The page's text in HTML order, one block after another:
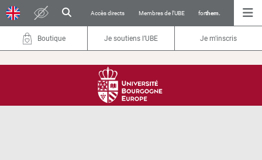
Accès directs Membres de l’UBE forthem.
Boutique Je soutiens l’UBE Je m'inscris